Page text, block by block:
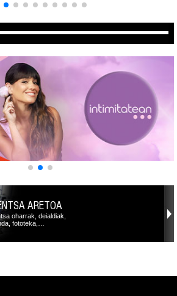
ARETOA
oharrak, deialdiak,
fototeka,…